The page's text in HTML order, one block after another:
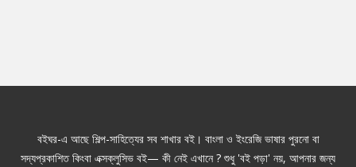
বইঘর-এ আছে শিল্প-সাহিত্যের সব শাখার বই। বাংলা ও ইংরেজি ভাষার পুরনো বা
সদ্যপ্রকাশিত কিংবা এক্সক্লুসিভ বই— কী নেই এখানে ? শুধু 'বই পড়া' নয়, আপনার জন্য